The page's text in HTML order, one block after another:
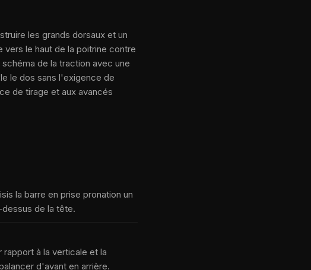
les grands dorsaux et un
vers le haut de la poitrine contre
de la traction avec une
le dos sans l'exigence de
de tirage et aux avancés
la barre en prise pronation un
de la tête.
à la verticale et la
d'avant en arrière.